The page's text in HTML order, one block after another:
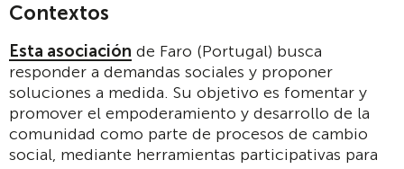
Contextos
Esta asociación de Faro (Portugal) busca
responder a demandas sociales y proponer
soluciones a medida. Su objetivo es fomentar y
promover el empoderamiento y desarrollo de la
comunidad como parte de procesos de cambio
social, mediante herramientas participativas para